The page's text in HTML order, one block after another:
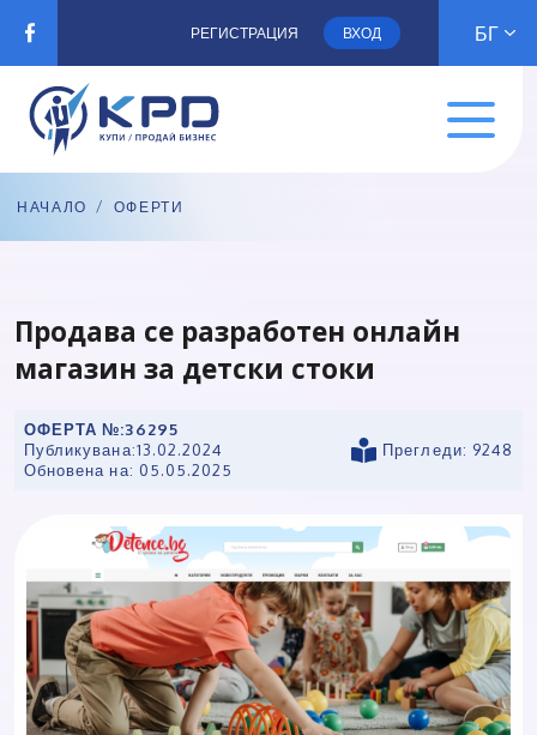
РЕГИСТРАЦИЯ ВХОД БГ
НАЧАЛО / ОФЕРТИ
Продава се разработен онлайн
магазин за детски стоки
ОФЕРТА №:36295
Публикувана:13.02.2024
Обновена на: 05.05.2025
Прегледи: 9248